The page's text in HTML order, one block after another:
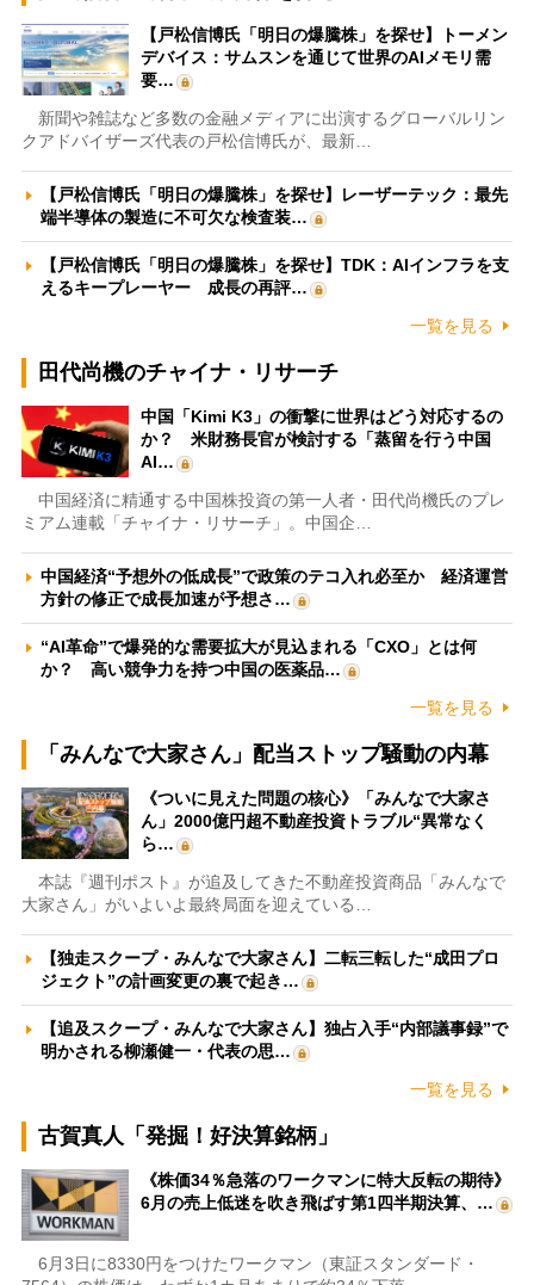
【戸松信博氏「明日の爆騰株」を探せ】トーメン
デバイス：サムスンを通じて世界のAIメモリ需
要…
新聞や雑誌など多数の金融メディアに出演するグローバルリン
クアドバイザーズ代表の戸松信博氏が、最新…
【戸松信博氏「明日の爆騰株」を探せ】レーザーテック：最先
端半導体の製造に不可欠な検査装…
【戸松信博氏「明日の爆騰株」を探せ】TDK：AIインフラを支
えるキープレーヤー 成長の再評…
一覧を見る
田代尚機のチャイナ・リサーチ
中国「Kimi K3」の衝撃に世界はどう対応するの
か？ 米財務長官が検討する「蒸留を行う中国
AI…
中国経済に精通する中国株投資の第一人者・田代尚機氏のプレ
ミアム連載「チャイナ・リサーチ」。中国企…
中国経済“予想外の低成長”で政策のテコ入れ必至か 経済運営
方針の修正で成長加速が予想さ…
“AI革命”で爆発的な需要拡大が見込まれる「CXO」とは何
か？ 高い競争力を持つ中国の医薬品…
一覧を見る
「みんなで大家さん」配当ストップ騒動の内幕
《ついに見えた問題の核心》「みんなで大家さ
ん」2000億円超不動産投資トラブル“異常なく
ら…
本誌『週刊ポスト』が追及してきた不動産投資商品「みんなで
大家さん」がいよいよ最終局面を迎えている…
【独走スクープ・みんなで大家さん】二転三転した“成田プロ
ジェクト”の計画変更の裏で起き…
【追及スクープ・みんなで大家さん】独占入手“内部議事録”で
明かされる柳瀬健一・代表の思…
一覧を見る
古賀真人「発掘！好決算銘柄」
《株価34％急落のワークマンに特大反転の期待》
6月の売上低迷を吹き飛ばす第1四半期決算、…
6月3日に8330円をつけたワークマン（東証スタンダード・